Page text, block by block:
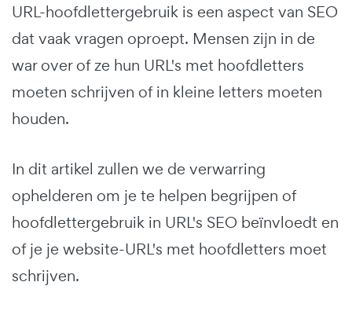
URL-hoofdlettergebruik is een aspect van SEO
dat vaak vragen oproept. Mensen zijn in de
war over of ze hun URL's met hoofdletters
moeten schrijven of in kleine letters moeten
houden.
In dit artikel zullen we de verwarring
ophelderen om je te helpen begrijpen of
hoofdlettergebruik in URL's SEO beïnvloedt en
of je je website-URL's met hoofdletters moet
schrijven.